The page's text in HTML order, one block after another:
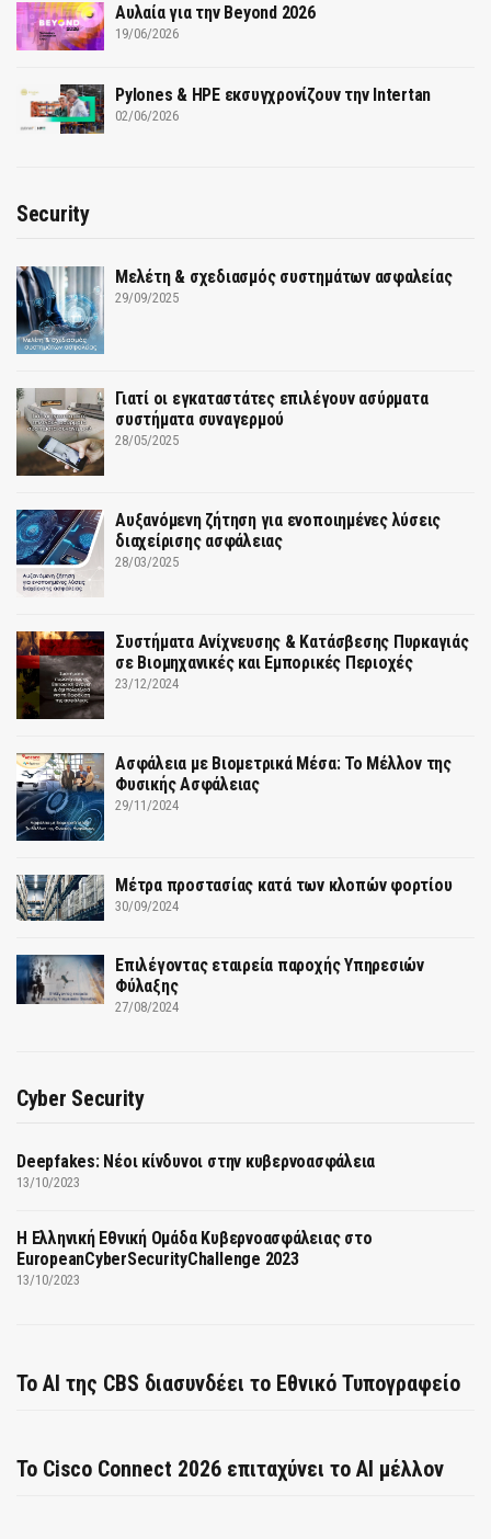
Αυλαία για την Beyond 2026
19/06/2026
Pylones & HPE εκσυγχρονίζουν την Intertan
02/06/2026
Security
Μελέτη & σχεδιασμός συστημάτων ασφαλείας
29/09/2025
Γιατί οι εγκαταστάτες επιλέγουν ασύρματα
συστήματα συναγερμού
28/05/2025
Αυξανόμενη ζήτηση για ενοποιημένες λύσεις
διαχείρισης ασφάλειας
28/03/2025
Συστήματα Ανίχνευσης & Κατάσβεσης Πυρκαγιάς
σε Βιομηχανικές και Εμπορικές Περιοχές
23/12/2024
Ασφάλεια με Βιομετρικά Μέσα: Το Μέλλον της
Φυσικής Ασφάλειας
29/11/2024
Μέτρα προστασίας κατά των κλοπών φορτίου
30/09/2024
Επιλέγοντας εταιρεία παροχής Υπηρεσιών
Φύλαξης
27/08/2024
Cyber Security
Deepfakes: Νέοι κίνδυνοι στην κυβερνοασφάλεια
13/10/2023
Η Ελληνική Εθνική Ομάδα Κυβερνοασφάλειας στο
EuropeanCyberSecurityChallenge 2023
13/10/2023
Το AI της CBS διασυνδέει το Εθνικό Τυπογραφείο
Το Cisco Connect 2026 επιταχύνει το AI μέλλον